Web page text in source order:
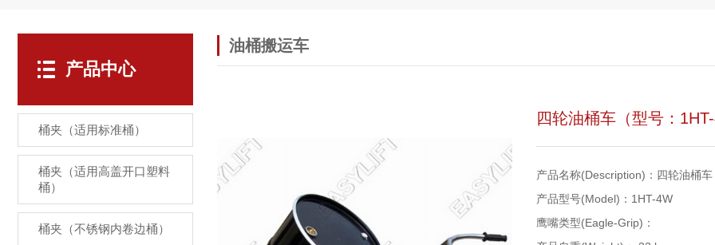
产品中心
桶夹（适用标准桶）
桶夹（适用高盖开口塑料
桶）
桶夹（不锈钢内卷边桶）
油桶搬运车
四轮油桶车（型号：
产品名称(Description)：四轮油桶车
产品型号(Model)：1HT-4W
鹰嘴类型(Eagle-Grip)：